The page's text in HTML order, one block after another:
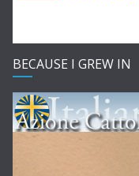
BECAUSE I GREW IN